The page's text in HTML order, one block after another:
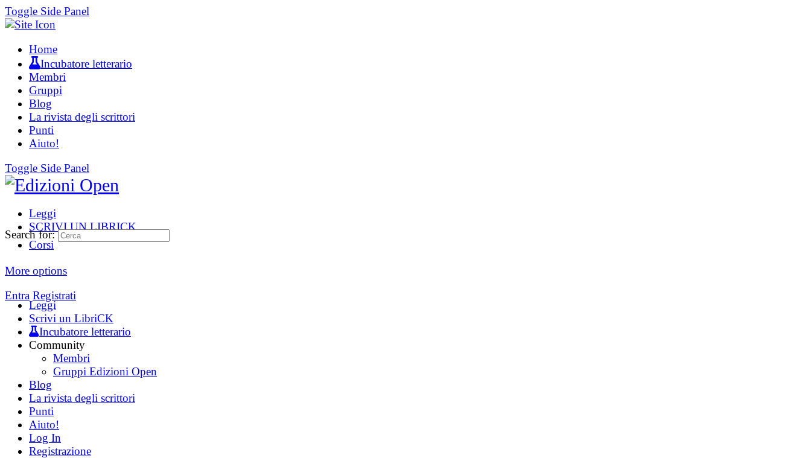
Toggle Side Panel
Home
Incubatore letterario
Membri
Gruppi
Blog
La rivista degli scrittori
Punti
Aiuto!
Toggle Side Panel
Leggi
SCRIVI UN LIBRICK
Corsi
More options
Entra Registrati
Search for:
Leggi
Scrivi un LibriCK
Incubatore letterario
Community
Membri
Gruppi Edizioni Open
Blog
La rivista degli scrittori
Punti
Aiuto!
Log In
Registrazione